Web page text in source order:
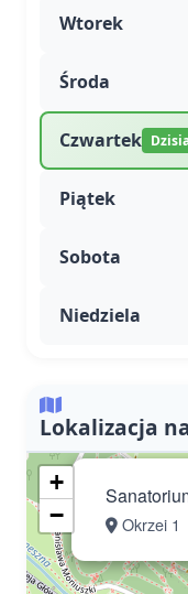
Wtorek
Środa
Czwartek
Piątek
Sobota
Niedziela
Lokalizacja
Okrzei 1
+
−